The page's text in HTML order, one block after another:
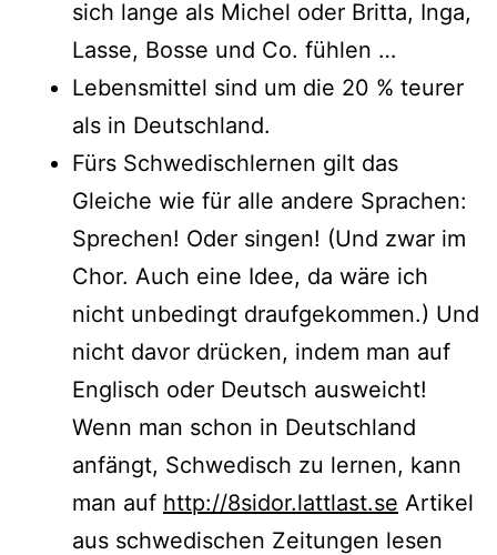
sich lan­ge als Michel oder Britta, Inga,
Lasse, Bosse und Co. fühlen …
Lebensmittel sind um die 20 % teu­rer
als in Deutschland.
Fürs Schwedischlernen gilt das
Gleiche wie für alle ande­re Sprachen:
Sprechen! Oder sin­gen! (Und zwar im
Chor. Auch eine Idee, da wäre ich
nicht unbe­dingt drauf­ge­kom­men.) Und
nicht davor drü­cken, indem man auf
Englisch oder Deutsch aus­weicht!
Wenn man schon in Deutschland
anfängt, Schwedisch zu ler­nen, kann
man auf http://8sidor.lattlast.se Artikel
aus schwe­di­schen Zeitungen lesen